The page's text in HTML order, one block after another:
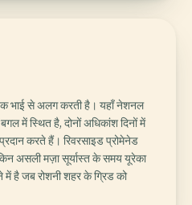
भाई से अलग करती है। यहाँ नेशनल
में स्थित है, दोनों अधिकांश दिनों में
करते हैं। रिवरसाइड प्रोमेनेड
असली मज़ा सूर्यास्त के समय यूरेका
में है जब रोशनी शहर के ग्रिड को